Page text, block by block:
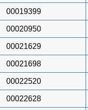
00019399
00020950
00021629
00021698
00022520
00022628